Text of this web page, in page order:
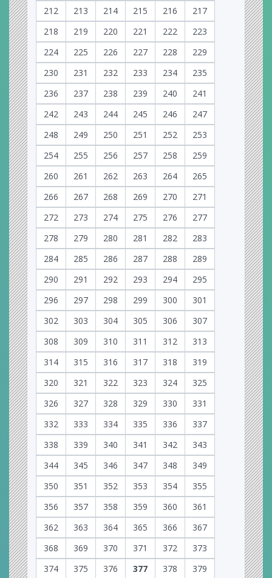
212
213 214 215 216
217
218
219 220 221 222
223
224
225 226 227 228
229
230
231 232 233 234
235
236
237 238 239 240
241
242
243 244 245 246
247
248
249 250 251 252
253
254
255 256 257 258
259
260
261 262 263 264
265
266
267 268 269 270
271
272
273 274 275 276
277
278
279 280 281 282
283
284
285 286 287 288
289
290
291 292 293 294
295
296
297 298 299 300
301
302
303 304 305 306
307
308
309 310 311 312
313
314
315 316 317 318
319
320
321 322 323 324
325
326
327 328 329 330
331
332
333 334 335 336
337
338
339 340 341 342
343
344
345 346 347 348
349
350
351 352 353 354
355
356
357 358 359 360
361
362
363 364 365 366
367
368
369 370 371 372
373
374
375 376 377 378 379